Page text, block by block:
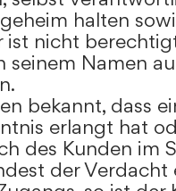
halten
ist nicht
seinem Namen
bekannt, dass
erlangt hat
des Kunden im
der Verdacht